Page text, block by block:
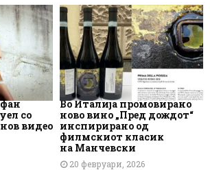
со
видео
Во Италија промовирано
ново вино „Пред дождот“
инспирирано од
филмскиот класик
на Манчевски
20 февруари, 2026